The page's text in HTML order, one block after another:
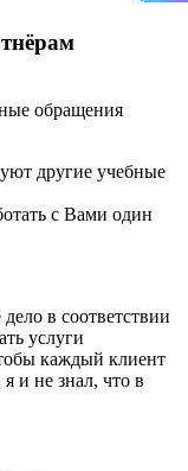
обращения
другие учебные
с Вами один
в соответствии
услуги
каждый клиент
и не знал, что в